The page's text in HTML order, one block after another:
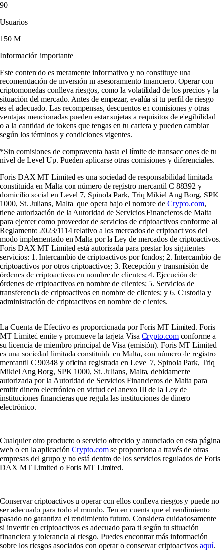
90
Usuarios
150 M
Información importante
Este contenido es meramente informativo y no constituye una
recomendación de inversión ni asesoramiento financiero. Operar con
criptomonedas conlleva riesgos, como la volatilidad de los precios y la
situación del mercado. Antes de empezar, evalúa si tu perfil de riesgo
es el adecuado. Las recompensas, descuentos en comisiones y otras
ventajas mencionadas pueden estar sujetas a requisitos de elegibilidad
o a la cantidad de tokens que tengas en tu cartera y pueden cambiar
según los términos y condiciones vigentes.
*Sin comisiones de compraventa hasta el límite de transacciones de tu
nivel de Level Up. Pueden aplicarse otras comisiones y diferenciales.
Foris DAX MT Limited es una sociedad de responsabilidad limitada
constituida en Malta con número de registro mercantil C 88392 y
domicilio social en Level 7, Spinola Park, Triq Mikiel Ang Borg, SPK
1000, St. Julians, Malta, que opera bajo el nombre de Crypto.com,
tiene autorización de la Autoridad de Servicios Financieros de Malta
para ejercer como proveedor de servicios de criptoactivos conforme al
Reglamento 2023/1114 relativo a los mercados de criptoactivos del
modo implementado en Malta por la Ley de mercados de criptoactivos.
Foris DAX MT Limited está autorizada para prestar los siguientes
servicios: 1. Intercambio de criptoactivos por fondos; 2. Intercambio de
criptoactivos por otros criptoactivos; 3. Recepción y transmisión de
órdenes de criptoactivos en nombre de clientes; 4. Ejecución de
órdenes de criptoactivos en nombre de clientes; 5. Servicios de
transferencia de criptoactivos en nombre de clientes; y 6. Custodia y
administración de criptoactivos en nombre de clientes.
La Cuenta de Efectivo es proporcionada por Foris MT Limited. Foris
MT Limited emite y promueve la tarjeta Visa Crypto.com conforme a
su licencia de miembro principal de Visa (emisión). Foris MT Limited
es una sociedad limitada constituida en Malta, con número de registro
mercantil C 90348 y oficina registrada en Level 7, Spinola Park, Triq
Mikiel Ang Borg, SPK 1000, St. Julians, Malta, debidamente
autorizada por la Autoridad de Servicios Financieros de Malta para
emitir dinero electrónico en virtud del anexo III de la Ley de
instituciones financieras que regula las instituciones de dinero
electrónico.
Cualquier otro producto o servicio ofrecido y anunciado en esta página
web o en la aplicación Crypto.com se proporciona a través de otras
empresas del grupo y no está dentro de los servicios regulados de Foris
DAX MT Limited o Foris MT Limited.
Conservar criptoactivos u operar con ellos conlleva riesgos y puede no
ser adecuado para todo el mundo. Ten en cuenta que el rendimiento
pasado no garantiza el rendimiento futuro. Considera cuidadosamente
si invertir en criptoactivos es adecuado para ti según tu situación
financiera y tolerancia al riesgo. Puedes encontrar más información
sobre los riesgos asociados con operar o conservar criptoactivos aquí.